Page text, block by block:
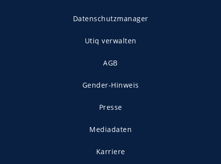
Datenschutzmanager
Utiq verwalten
AGB
Gender-Hinweis
Presse
Mediadaten
Karriere